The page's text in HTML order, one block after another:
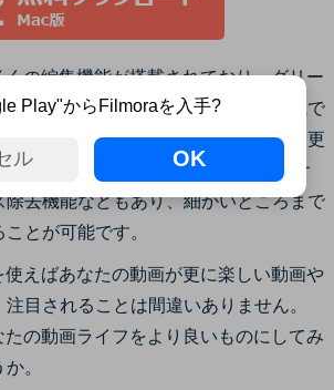
くの編集機能が搭載されており、グリー
たクロマキー合成や背景を簡単に合成で
ランジッションやエフェクトで動画を更
ことができます。 他にもオーディオ
除去機能などもあり、細かいところまで
とが可能です。
使えばあなたの動画が更に楽しい動画や
目されることは間違いありません。
たの動画ライフをより良いものにしてみ
。
Play"からFilmoraを入手?
ル OK